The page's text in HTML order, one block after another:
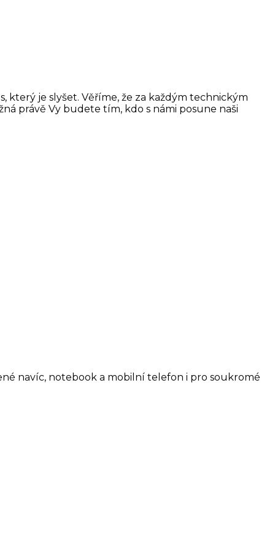
který je slyšet. Věříme, že za každým technickým
právě Vy budete tím, kdo s námi posune naši
navíc, notebook a mobilní telefon i pro soukromé